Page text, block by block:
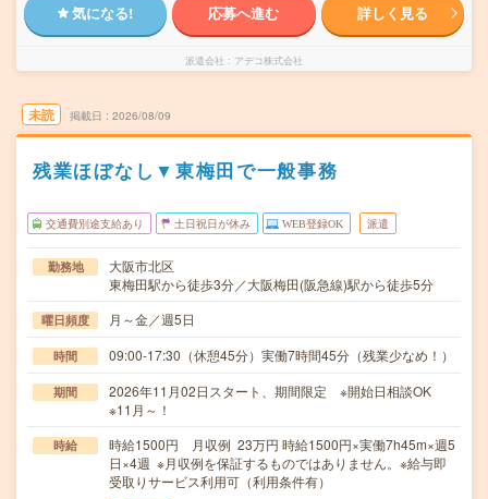
気になる! 応募へ進む 詳しく見る
派遣会社 アデコ株式会社
未読 掲載日 2026/08/09
残業ほぼなし▼東梅田で一般事務
交通費別途支給あり 土日祝日が休み WEB登録OK 派遣
勤務地
大阪市北区
東梅田駅から徒歩3分／大阪梅田(阪急線)駅から徒歩5分
曜日頻度 月～金／週5日
時間 09:00-17:30（休憩45分）実働7時間45分（残業少なめ！）
期間
2026年11月02日スタート、期間限定 ※開始日相談OK
※11月～！
時給
時給1500円 月収例 23万円 時給1500円×実働7h45m×週5
日×4週 ※月収例を保証するものではありません。※給与即
受取りサービス利用可（利用条件有）